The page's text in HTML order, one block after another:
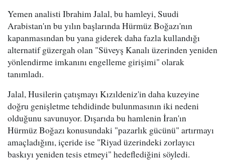
Yemen analisti Ibrahim Jalal, bu hamleyi, Suudi
Arabistan'ın bu yılın başlarında Hürmüz Boğazı'nın
kapanmasından bu yana giderek daha fazla kullandığı
alternatif güzergah olan "Süveyş Kanalı üzerinden yeniden
yönlendirme imkanını engelleme girişimi" olarak
tanımladı.
Jalal, Husilerin çatışmayı Kızıldeniz'in daha kuzeyine
doğru genişletme tehdidinde bulunmasının iki nedeni
olduğunu savunuyor. Dışarıda bu hamlenin İran'ın
Hürmüz Boğazı konusundaki "pazarlık gücünü" artırmayı
amaçladığını, içeride ise "Riyad üzerindeki zorlayıcı
baskıyı yeniden tesis etmeyi" hedeflediğini söyledi.